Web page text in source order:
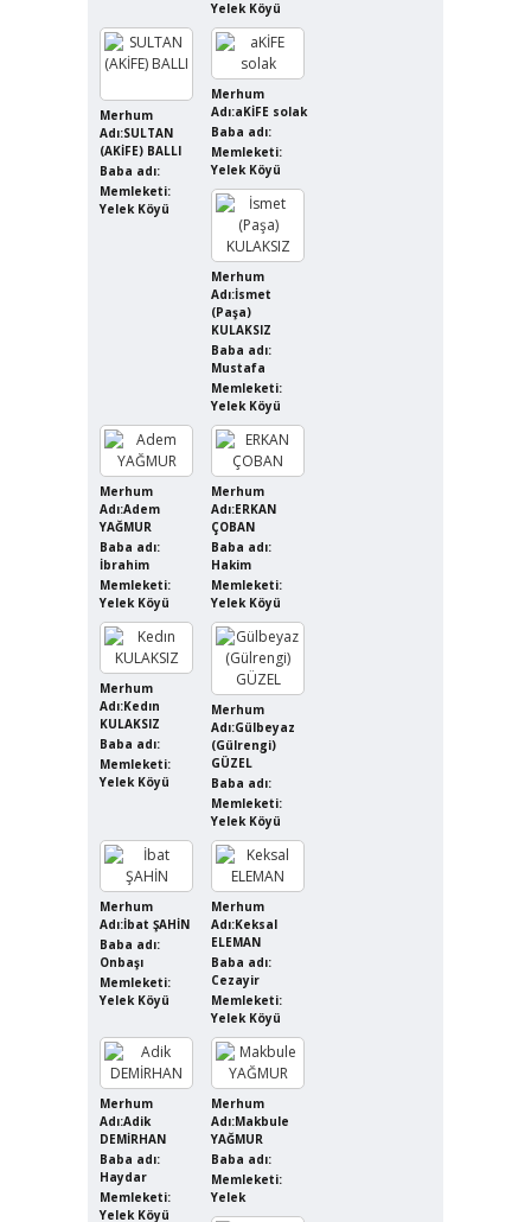
Yelek Köyü
Merhum
Adı:SULTAN
(AKİFE) BALLI
Baba adı:
Memleketi:
Yelek Köyü
Merhum
Adı:aKİFE solak
Baba adı:
Memleketi:
Yelek Köyü
Merhum
Adı:İsmet
(Paşa)
KULAKSIZ
Baba adı:
Mustafa
Memleketi:
Yelek Köyü
Merhum
Adı:Adem
YAĞMUR
Baba adı:
İbrahim
Memleketi:
Yelek Köyü
Merhum
Adı:ERKAN
ÇOBAN
Baba adı:
Hakim
Memleketi:
Yelek Köyü
Merhum
Adı:Kedın
KULAKSIZ
Baba adı:
Memleketi:
Yelek Köyü
Merhum
Adı:Gülbeyaz
(Gülrengi)
GÜZEL
Baba adı:
Memleketi:
Yelek Köyü
Merhum
Adı:İbat ŞAHİN
Baba adı:
Onbaşı
Memleketi:
Yelek Köyü
Merhum
Adı:Keksal
ELEMAN
Baba adı:
Cezayir
Memleketi:
Yelek Köyü
Merhum
Adı:Adik
DEMİRHAN
Baba adı:
Haydar
Memleketi:
Yelek Köyü
Merhum
Adı:Makbule
YAĞMUR
Baba adı:
Memleketi:
Yelek